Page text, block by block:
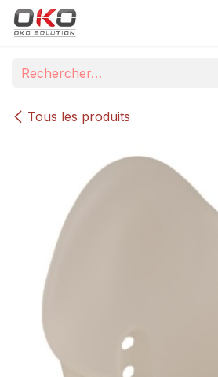
Se rendre au contenu
Tous les produits